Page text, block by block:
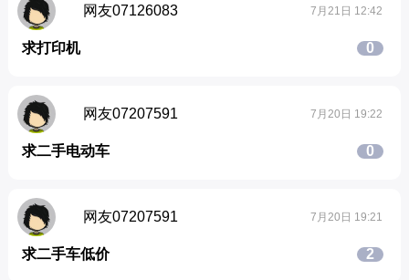
网友07126083 7月21日 12:42
求打印机 0
网友07207591 7月20日 19:22
求二手电动车 0
网友07207591 7月20日 19:21
求二手车低价 2